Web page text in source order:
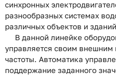
синхронных
разнообразных системах
различных объектов и
В данной линейке
управляется своим внешним
частоты. Автоматика
поддержание заданного